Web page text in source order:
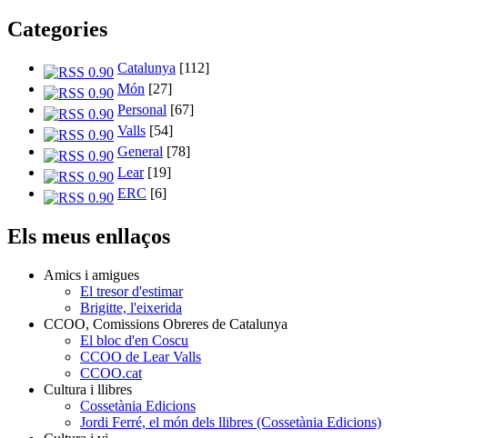
Categories
Catalunya [112]
Món [27]
Personal [67]
Valls [54]
General [78]
Lear[19]
ERC [6]
Els meus enllaços
Amics i amigues
El tresor d'estimar
Brigitte, l'eixerida
CCOO, Comissions Obreres de Catalunya
El bloc d'en Coscu
CCOO de Lear Valls
CCOO.cat
Cultura i llibres
Cossetània Edicions
Jordi Ferré, el món dels llibres (Cossetània Edicions)